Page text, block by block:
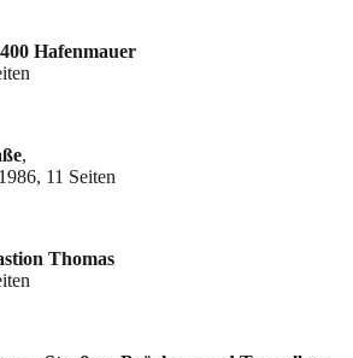
Hafenmauer
,
11 Seiten
Thomas